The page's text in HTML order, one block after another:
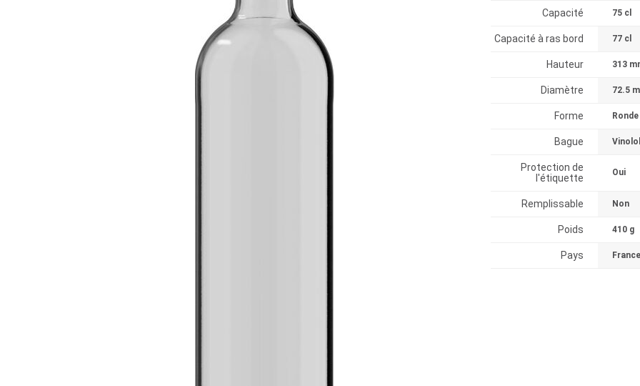
Capacité 75 cl
Capacité à ras bord 77 cl
Hauteur 313
Diamètre 72.5
Forme Ronde
Bague
Protection de
l'étiquette
Oui
Remplissable Non
Poids 410 g
Pays France